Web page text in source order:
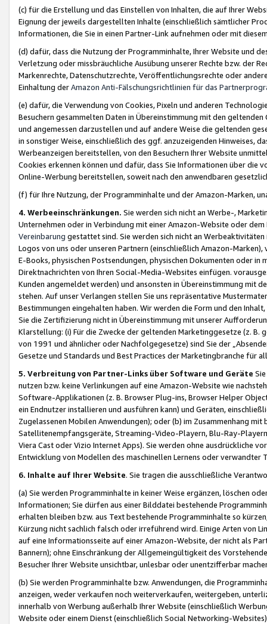
(c) für die Erstellung und das Einstellen von Inhalten, die auf Ihrer
Eignung der jeweils dargestellten Inhalte (einschließlich sämtlicher
Informationen, die Sie in einen Partner-Link aufnehmen oder mit
(d) dafür, dass die Nutzung der Programminhalte, Ihrer Website und
Verletzung oder missbräuchliche Ausübung unserer Rechte bzw. der
Markenrechte, Datenschutzrechte, Veröffentlichungsrechte oder
Einhaltung derAmazon Anti-Fälschungsrichtlinien für das
(e) dafür, die Verwendung von Cookies, Pixeln und anderen
Besuchern gesammelten Daten in Übereinstimmung mit den
und angemessen darzustellen und auf andere Weise die geltenden
in sonstiger Weise, einschließlich des ggf. anzuzeigenden Hinweises,
Werbeanzeigen bereitstellen, von den Besuchern Ihrer Website
Cookies erkennen können und dafür, dass Sie Informationen über die
Online-Werbung bereitstellen, soweit nach den anwendbaren
(f) für Ihre Nutzung, der Programminhalte und der Amazon-Marken,
4. Werbeeinschränkungen. Sie werden sich nicht an Werbe-,
Unternehmen oder in Verbindung mit einer Amazon-Website oder
Vereinbarung gestattet sind. Sie werden sich nicht an
Logos von uns oder unseren Partnern (einschließlich Amazon-
E-Books, physischen Postsendungen, physischen Dokumenten oder in
Direktnachrichten von Ihren Social-Media-Websites einfügen.
Kunden angemeldet werden) und ansonsten in Übereinstimmung mit
stehen. Auf unser Verlangen stellen Sie uns repräsentative
Bestimmungen eingehalten haben. Wir werden die Form und den
Sie die Zertifizierung nicht in Übereinstimmung mit unserer
Klarstellung: (i) Für die Zwecke der geltenden Marketinggesetze (z. B.
von 1991 und ähnlicher oder Nachfolgegesetze) sind Sie der
Gesetze und Standards und Best Practices der Marketingbranche für
5. Verbreitung von Partner-Links über Software und Geräte
nutzen bzw. keine Verlinkungen auf eine Amazon-Website wie
Software-Applikationen (z. B. Browser Plug-ins, Browser Helper
ein Endnutzer installieren und ausführen kann) und Geräten,
Zugelassenen Mobilen Anwendungen); oder (b) im Zusammenhang
Satellitenempfangsgeräte, Streaming-Video-Playern, Blu-Ray-
Viera Cast oder Vizio Internet Apps). Sie werden ohne ausdrückliche
Entwicklung von Modellen des maschinellen Lernens oder
6. Inhalte auf Ihrer Website. Sie tragen die ausschließliche
(a) Sie werden Programminhalte in keiner Weise ergänzen, löschen
Informationen; Sie dürfen aus einer Bilddatei bestehende
erhalten bleiben bzw. aus Text bestehende Programminhalte so
Kürzung nicht sachlich falsch oder irreführend wird. Einige Arten von
auf eine Informationsseite auf einer Amazon-Website, der nicht als
Bannern); ohne Einschränkung der Allgemeingültigkeit des
Besucher Ihrer Website unsichtbar, unlesbar oder unentzifferbar
(b) Sie werden Programminhalte bzw. Anwendungen, die
anzeigen, weder verkaufen noch weiterverkaufen, weitergeben,
innerhalb von Werbung außerhalb Ihrer Website (einschließlich
Website oder einem Dienst (einschließlich Social Networking-